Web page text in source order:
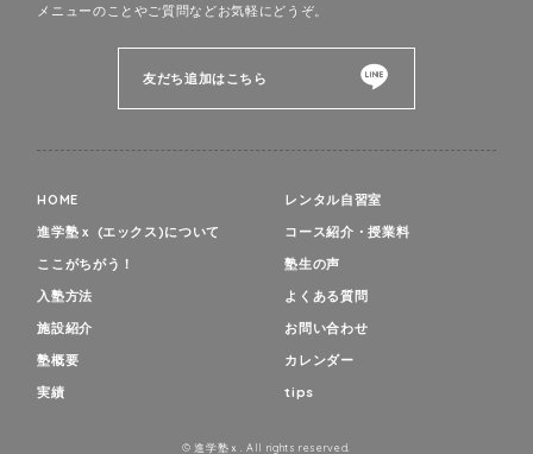
メニューのことやご質問などお気軽にどうぞ。
友だち追加はこちら
HOME
進学塾ｘ (エックス)について
ここがちがう！
入塾方法
施設紹介
塾概要
実績
レンタル自習室
コース紹介・授業料
塾生の声
よくある質問
お問い合わせ
カレンダー
tips
© 進学塾ｘ. All rights reserved.